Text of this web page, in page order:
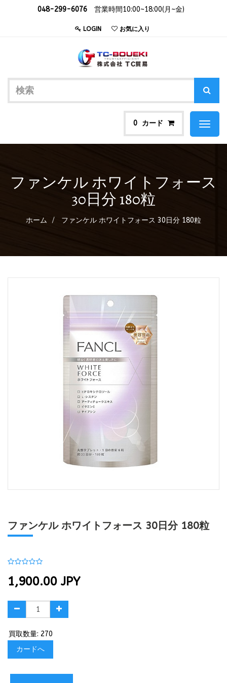
048-299-6076 営業時間10:00~18:00(月~金)
LOGIN お気に入り
0 カード
Toggle
ファンケル ホワイトフォース
30日分 180粒
ホーム ファンケル ホワイトフォース 30日分 180粒
ファンケル ホワイトフォース 30日分 180粒
1,900.00 JPY
買取数量: 270
カードへ